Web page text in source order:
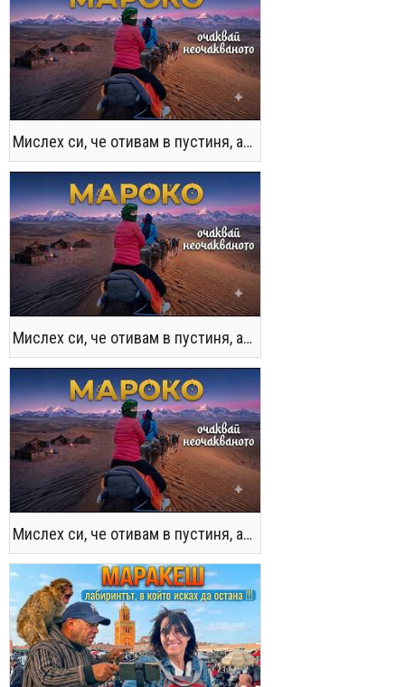
Мислех си, че отивам в пустиня, а се озовах в снега !! / Not the Morocco You Know
Мислех си, че отивам в пустиня, а се озовах в снега !! / Not the Morocco You Know
Мислех си, че отивам в пустиня, а се озовах в снега !! / Not the Morocco You Know